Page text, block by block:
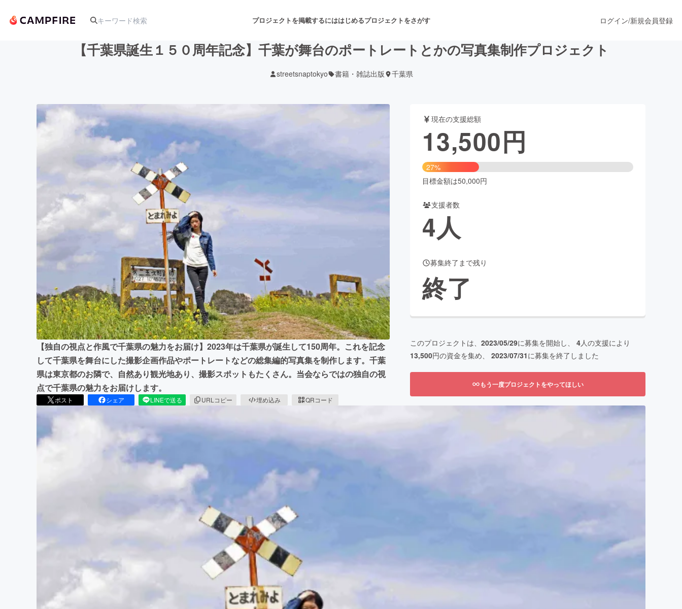
プロジェクトを掲載するにははじめるプロジェクトをさがす
アート・写真 舞台・パフォーマンス
テクノロジー・ガジェット ゲーム・サービス開発 ファッション
映像・映画 アニメ・漫画
ビジネス・起業 ビューティー・ヘルスケア
まちづくり・地域活性化
CAMPFIRE for Social Good
CAMPFIREふるさと納税machi-ya コミュニティ
ログイン/新規会員登録
【千葉県誕生１５０周年記念】千葉が舞台のポートレートとかの写真集制作プロジェクト
streetsnaptokyo 書籍・雑誌出版 千葉県
【独自の視点と作風で千葉県の魅力をお届け】2023年は千葉県が誕生して150周年。これを記念
して千葉県を舞台にした撮影企画作品やポートレートなどの総集編的写真集を制作します。千葉
県は東京都のお隣で、自然あり観光地あり、撮影スポットもたくさん。当会ならではの独自の視
点で千葉県の魅力をお届けします。
ポスト シェア LINEで送る URLコピー 埋め込み QRコード
現在の支援総額
13,500円
27%
目標金額は50,000円
支援者数
4人
募集終了まで残り
終了
このプロジェクトは、 2023/05/29に募集を開始し、 4人の支援により
13,500円の資金を集め、 2023/07/31に募集を終了しました
もう一度プロジェクトをやってほしい